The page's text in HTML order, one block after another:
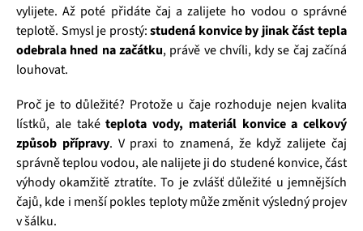
vylijete. Až poté přidáte čaj a zalijete ho vodou o správné
teplotě. Smysl je prostý:studená konvice by jinak část tepla
odebrala hned na začátku, právě ve chvíli, kdy se čaj začíná
louhovat.
Proč je to důležité? Protože u čaje rozhoduje nejen kvalita
lístků, ale takéteplota vody, materiál konvice a celkový
způsob přípravy. V praxi to znamená, že když zalijete čaj
správně teplou vodou, ale nalijete ji do studené konvice, část
výhody okamžitě ztratíte. To je zvlášť důležité u jemnějších
čajů, kde i menší pokles teploty může změnit výsledný projev
v šálku.